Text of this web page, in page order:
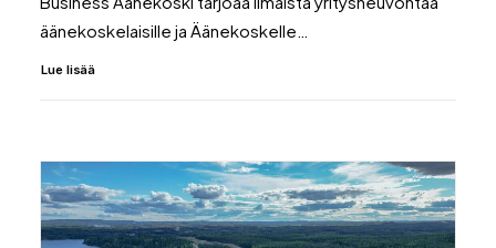
äänekoskelaisille ja Äänekoskelle…
Lue lisää